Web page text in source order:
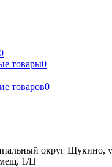
товары0
товаров0
округ Щукино,
1/Ц